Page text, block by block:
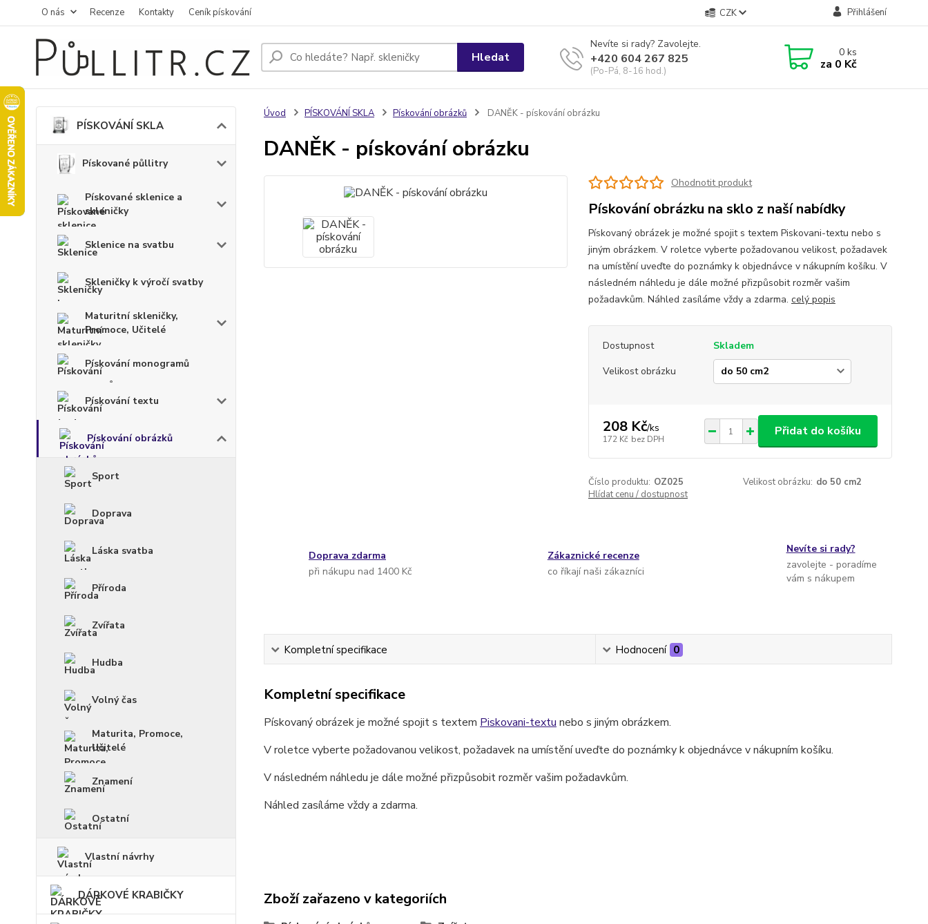
O nás Recenze Kontakty Ceník pískování CZK Přihlášení
Hledat
Nevíte si rady? Zavolejte.
+420 604 267 825
(Po-Pá, 8-16 hod.)
0ks
za 0 Kč
PÍSKOVÁNÍ SKLA
Pískované půllitry
Pískované sklenice a
skleničky
Sklenice na svatbu
Skleničky k výročí svatby
Maturitní skleničky,
Promoce, Učitelé
Pískování monogramů
Pískování textu
Pískování obrázků
Sport
Doprava
Láska svatba
Příroda
Zvířata
Hudba
Volný čas
Maturita, Promoce,
Učitelé
Znamení
Ostatní
Vlastní návrhy
DÁRKOVÉ KRABIČKY
Úvod PÍSKOVÁNÍ SKLA Pískování obrázků DANĚK - pískování obrázku
DANĚK - pískování obrázku
Ohodnotit produkt
Pískování obrázku na sklo z naší nabídky
Pískovaný obrázek je možné spojit s textem Piskovani-textu nebo s
jiným obrázkem. V roletce vyberte požadovanou velikost, požadavek
na umístění uveďte do poznámky k objednávce v nákupním košíku. V
následném náhledu je dále možné přizpůsobit rozměr vašim
požadavkům. Náhled zasíláme vždy a zdarma. celý popis
Dostupnost
Skladem
Velikost obrázku
208 Kč/ks
172 Kč bez DPH
Přidat do košíku
Číslo produktu: OZ025 Velikost obrázku: do 50 cm2
Hlídat cenu / dostupnost
Doprava zdarma
při nákupu nad 1400 Kč
Zákaznické recenze
co říkají naši zákazníci
Nevíte si rady?
zavolejte - poradíme
vám s nákupem
Kompletní specifikace Hodnocení 0
Kompletní specifikace
Pískovaný obrázek je možné spojit s textem Piskovani-textu nebo s jiným obrázkem.
V roletce vyberte požadovanou velikost, požadavek na umístění uveďte do poznámky k objednávce v nákupním košíku.
V následném náhledu je dále možné přizpůsobit rozměr vašim požadavkům.
Náhled zasíláme vždy a zdarma.
Zboží zařazeno v kategoriích